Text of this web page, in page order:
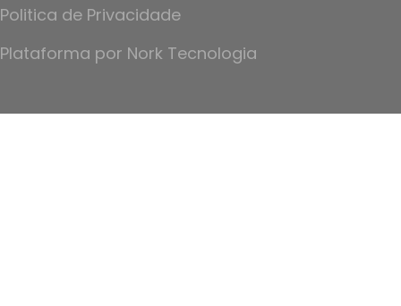
Politica de Privacidade
Plataforma por Nork Tecnologia